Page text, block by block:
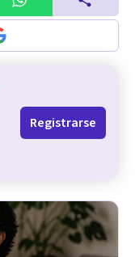
Registrarse